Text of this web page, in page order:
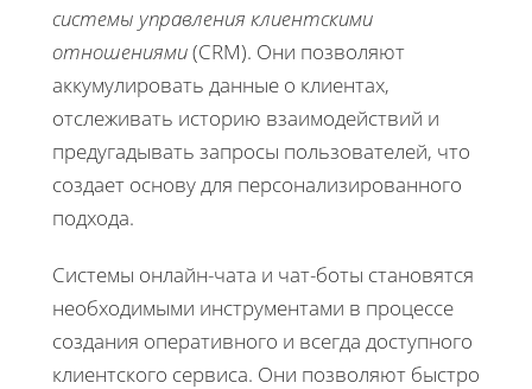
системы управления клиентскими
отношениями(CRM). Они позволяют
аккумулировать данные о клиентах,
отслеживать историю взаимодействий и
предугадывать запросы пользователей, что
создает основу для персонализированного
подхода.
Системы онлайн-чата и чат-боты становятся
необходимыми инструментами в процессе
создания оперативного и всегда доступного
клиентского сервиса. Они позволяют быстро